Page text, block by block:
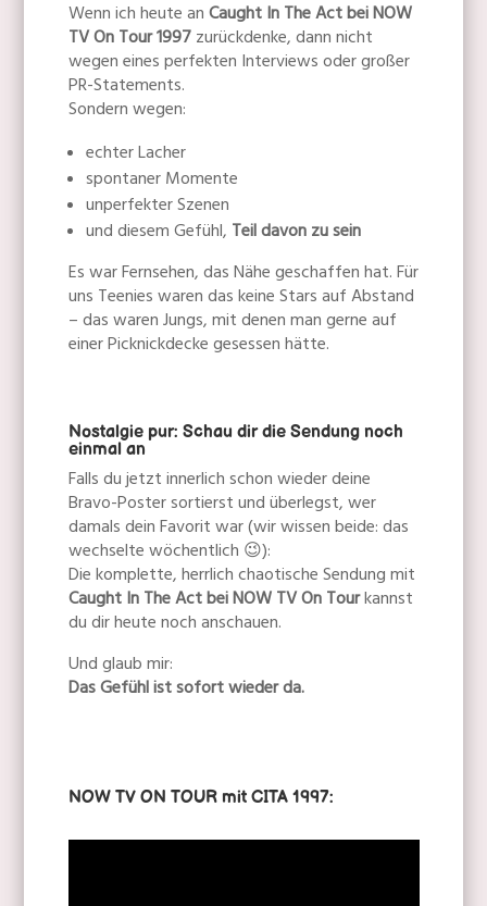
Wenn ich heute anCaught In The Act bei NOW
TV On Tour 1997zurückdenke, dann nicht
wegen eines perfekten Interviews oder großer
PR-Statements.
Sondern wegen:
echter Lacher
spontaner Momente
unperfekter Szenen
und diesem Gefühl, Teil davon zu sein
Es war Fernsehen, das Nähe geschaffen hat. Für
uns Teenies waren das keine Stars auf Abstand
– das waren Jungs, mit denen man gerne auf
einer Picknickdecke gesessen hätte.
Nostalgie pur: Schau dir die Sendung noch
einmal an
Falls du jetzt innerlich schon wieder deine
Bravo-Poster sortierst und überlegst, wer
damals dein Favorit war (wir wissen beide: das
wechselte wöchentlich 😉):
Die komplette, herrlich chaotische Sendung mit
Caught In The Act bei NOW TV On Tourkannst
du dir heute noch anschauen.
Und glaub mir:
Das Gefühl ist sofort wieder da.
NOW TV ON TOUR mit CITA 1997: